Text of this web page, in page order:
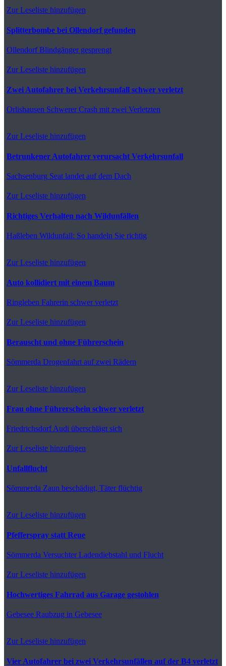
Zur Leseliste hinzufügen
Splitterbombe bei Ollendorf gefunden
OllendorfBlindgänger gesprengt
Zur Leseliste hinzufügen
Zwei Autofahrer bei Verkehrsunfall schwer verletzt
Orlishausen Schwerer Crash mit zwei Verletzten
Zur Leseliste hinzufügen
Betrunkener Autofahrer verursacht Verkehrsunfall
Sachsenburg Seat landet auf dem Dach
Zur Leseliste hinzufügen
Richtiges Verhalten nach Wildunfällen
Haßleben Wildunfall: So handeln Sie richtig
Zur Leseliste hinzufügen
Auto kollidiert mit einem Baum
Ringleben Fahrerin schwer verletzt
Zur Leseliste hinzufügen
Berauscht und ohne Führerschein
Sömmerda Drogenfahrt auf zwei Rädern
Zur Leseliste hinzufügen
Frau ohne Führerschein schwer verletzt
FriedrichsdorfAudi überschlägt sich
Zur Leseliste hinzufügen
Unfallflucht
Sömmerda Zaun beschädigt, Täter flüchtig
Zur Leseliste hinzufügen
Pfefferspray statt Reue
Sömmerda Versuchter Ladendiebstahl und Flucht
Zur Leseliste hinzufügen
Hochwertiges Fahrrad aus Garage gestohlen
Gebesee Raubzug in Gebesee
Zur Leseliste hinzufügen
Vier Autofahrer bei zwei Verkehrsunfällen auf der B4 verletzt